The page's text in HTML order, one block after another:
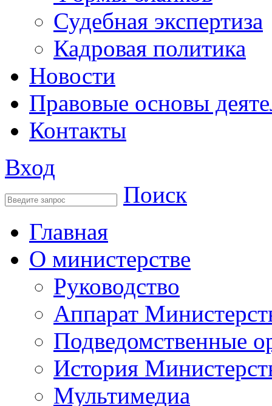
Судебная экспертиза
Кадровая политика
Новости
Правовые основы
Контакты
Вход
Поиск
Главная
О министерстве
Руководство
Аппарат
Подведомственные
История
Мультимедиа